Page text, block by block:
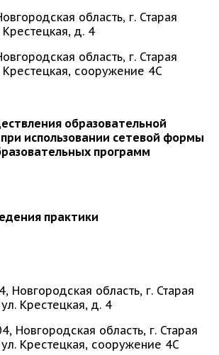
область, г. Старая
Крестецкая, д. 4
область, г. Старая
Крестецкая, сооружение 4С
образовательной
использовании сетевой формы
программ
практики
Новгородская область, г. Старая
Крестецкая, д. 4
Новгородская область, г. Старая
ул. Крестецкая, сооружение 4С